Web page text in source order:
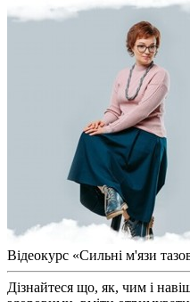
Відеокурс «Сильні м'язи
Дізнайтеся що, як, чим і